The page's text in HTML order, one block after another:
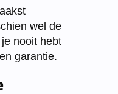
wel de
nooit hebt
garantie.